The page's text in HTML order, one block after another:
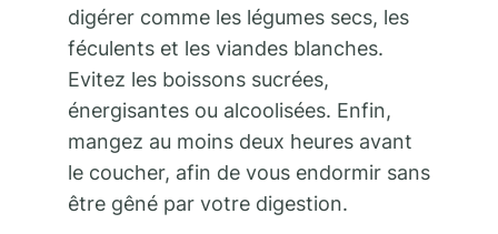
digérer comme les légumes secs, les
féculents et les viandes blanches.
Evitez les boissons sucrées,
énergisantes ou alcoolisées. Enfin,
mangez au moins deux heures avant
le coucher, afin de vous endormir sans
être gêné par votre digestion.